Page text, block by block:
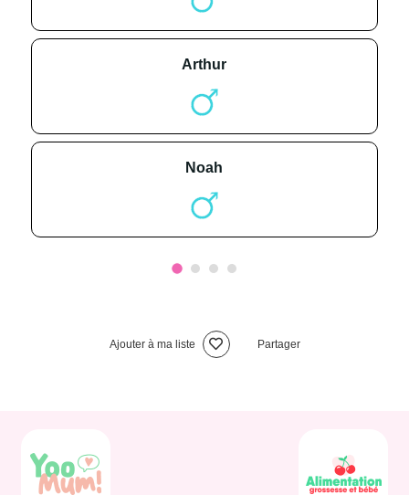
arthur
noah
Ajouter à ma liste Partager